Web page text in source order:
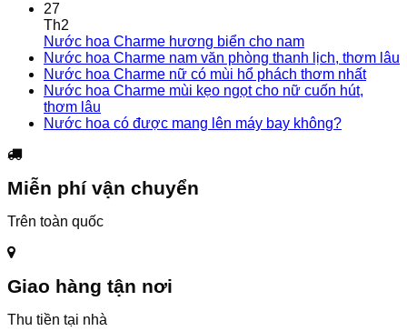
27
Th2
Nước hoa Charme hương biển cho nam
Nước hoa Charme nam văn phòng thanh lịch, thơm lâu
Nước hoa Charme nữ có mùi hổ phách thơm nhất
Nước hoa Charme mùi kẹo ngọt cho nữ cuốn hút,
thơm lâu
Nước hoa có được mang lên máy bay không?
Miễn phí vận chuyển
Trên toàn quốc
Giao hàng tận nơi
Thu tiền tại nhà